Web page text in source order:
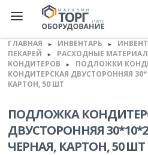
ГЛАВНАЯ ► ИНВЕНТАРЬ ►
ПЕКАРЕЙ
►
РАСХОДНЫЕ
КОНДИТЕРОВ
► ПОДЛОЖКИ
КОНДИТЕРСКАЯ ДВУСТОРОННЯЯ
КАРТОН, 50 ШТ
ПОДЛОЖКА
ДВУСТОРОННЯЯ
ЧЕРНАЯ, КАРТОН, 50 ШТ